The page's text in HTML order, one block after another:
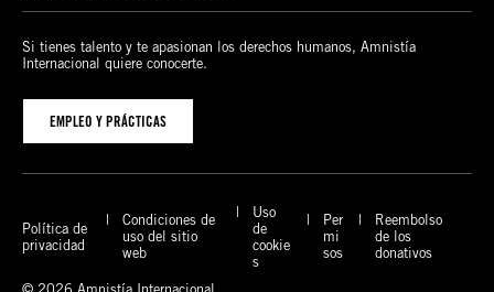
Si tienes talento y te apasionan los derechos humanos, Amnistía
Internacional quiere conocerte.
EMPLEO Y PRÁCTICAS
Política de
privacidad
Condiciones de
uso del sitio
web
Uso
de
cookie
s
Per
mi
sos
Reembolso
de los
donativos